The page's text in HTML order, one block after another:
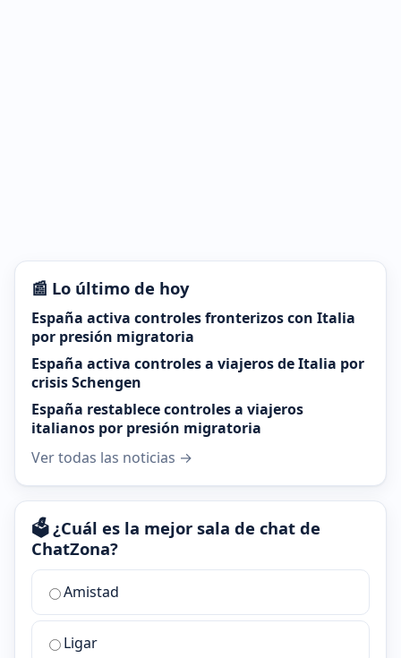
📰 Lo último de hoy
España activa controles fronterizos con Italia
por presión migratoria
España activa controles a viajeros de Italia por
crisis Schengen
España restablece controles a viajeros
italianos por presión migratoria
Ver todas las noticias →
🗳️ ¿Cuál es la mejor sala de chat de
ChatZona?
¿Cuál
la
mejor
Amistad
Ligar